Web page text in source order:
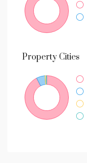
Property Cities